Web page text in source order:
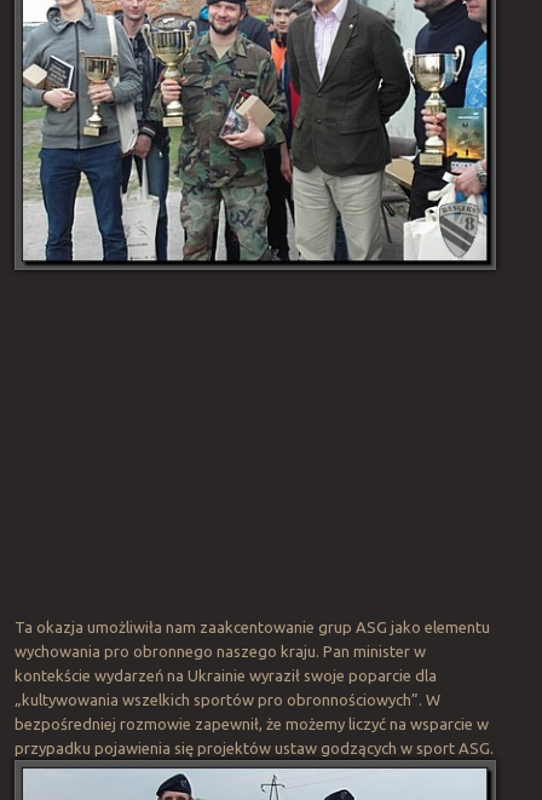
Ta okazja umożliwiła nam zaakcentowanie grup ASG jako elementu
wychowania pro obronnego naszego kraju. Pan minister w
kontekście wydarzeń na Ukrainie wyraził swoje poparcie dla
„kultywowania wszelkich sportów pro obronnościowych”. W
bezpośredniej rozmowie zapewnił, że możemy liczyć na wsparcie w
przypadku pojawienia się projektów ustaw godzących w sport ASG.